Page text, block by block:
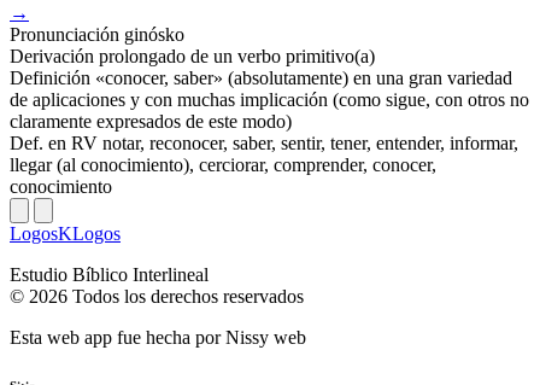
→
Pronunciación ginósko
Derivación prolongado de un verbo primitivo(a)
Definición «conocer, saber» (absolutamente) en una gran variedad
de aplicaciones y con muchas implicación (como sigue, con otros no
claramente expresados de este modo)
Def. en RV notar, reconocer, saber, sentir, tener, entender, informar,
llegar (al conocimiento), cerciorar, comprender, conocer,
conocimiento
LogosKLogos
Estudio Bíblico Interlineal
© 2026 Todos los derechos reservados
Esta web app fue hecha porNissy web